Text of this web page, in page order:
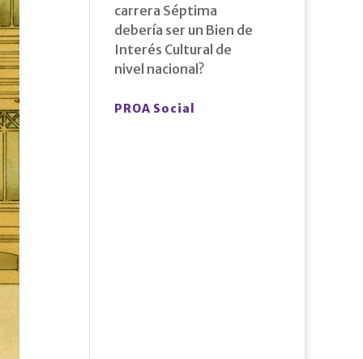
carrera Séptima
debería ser un Bien de
Interés Cultural de
nivel nacional?
PROA Social